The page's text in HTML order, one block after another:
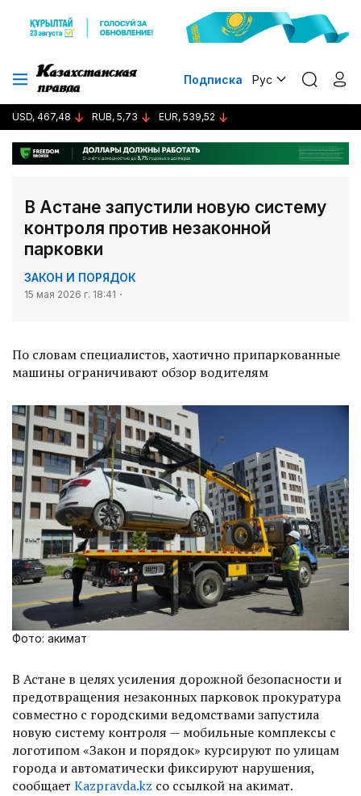
Подписка Рус
USD, 467,48 RUB, 5,73 EUR, 539,52
В Астане запустили новую систему
контроля против незаконной
парковки
ЗАКОН И ПОРЯДОК
15 мая 2026 г. 18:41
По словам специалистов, хаотично припаркованные
машины ограничивают обзор водителям
Фото: акимат
В Астане в целях усиления дорожной безопасности и
предотвращения незаконных парковок прокуратура
совместно с городскими ведомствами запустила
новую систему контроля — мобильные комплексы с
логотипом «Закон и порядок» курсируют по улицам
города и автоматически фиксируют нарушения,
сообщает Kazpravda.kz со ссылкой на акимат.